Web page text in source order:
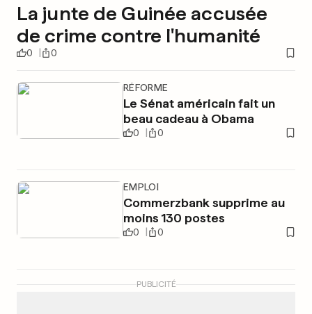
La junte de Guinée accusée
de crime contre l'humanité
0 0
RÉFORME
Le Sénat américain fait un
beau cadeau à Obama
0 0
EMPLOI
Commerzbank supprime au
moins 130 postes
0 0
PUBLICITÉ